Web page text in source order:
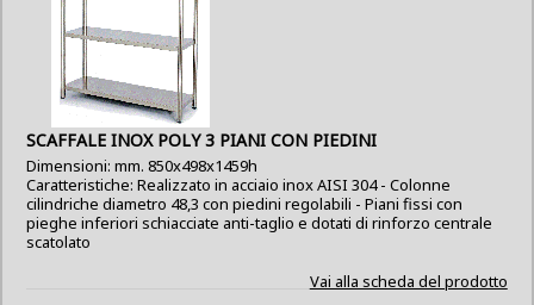
SCAFFALE INOX POLY 3 PIANI CON PIEDINI
Dimensioni: mm. 850x498x1459h
Caratteristiche: Realizzato in acciaio inox AISI 304 - Colonne
cilindriche diametro 48,3 con piedini regolabili - Piani fissi con
pieghe inferiori schiacciate anti-taglio e dotati di rinforzo centrale
scatolato
Vai alla scheda del prodotto